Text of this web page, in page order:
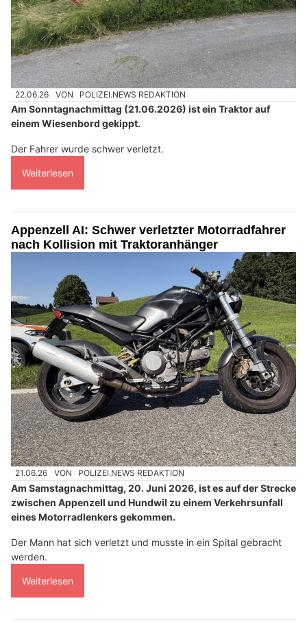
22.06.26 VON POLIZEI.NEWS REDAKTION
Am Sonntagnachmittag (21.06.2026) ist ein Traktor auf
einem Wiesenbord gekippt.
Der Fahrer wurde schwer verletzt.
Weiterlesen
Appenzell AI: Schwer verletzter Motorradfahrer
nach Kollision mit Traktoranhänger
21.06.26 VON POLIZEI.NEWS REDAKTION
Am Samstagnachmittag, 20. Juni 2026, ist es auf der Strecke
zwischen Appenzell und Hundwil zu einem Verkehrsunfall
eines Motorradlenkers gekommen.
Der Mann hat sich verletzt und musste in ein Spital gebracht
werden.
Weiterlesen